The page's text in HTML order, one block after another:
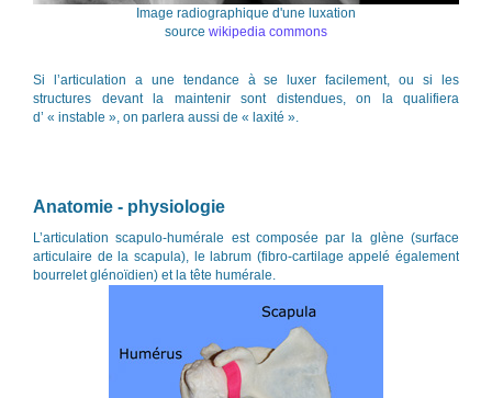
Image radiographique d'une luxation
source wikipedia commons
Si l’articulation a une tendance à se luxer facilement, ou si les
structures devant la maintenir sont distendues, on la qualifiera
d’ « instable », on parlera aussi de « laxité ».
Anatomie - physiologie
L’articulation scapulo-humérale est composée par la glène (surface
articulaire de la scapula), le labrum (fibro-cartilage appelé également
bourrelet glénoïdien) et la tête humérale.